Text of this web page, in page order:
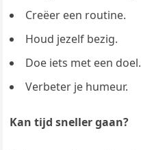
Creëer een routine.
Houd jezelf bezig.
Doe iets met een doel.
Verbeter je humeur.
Kan tijd sneller gaan?